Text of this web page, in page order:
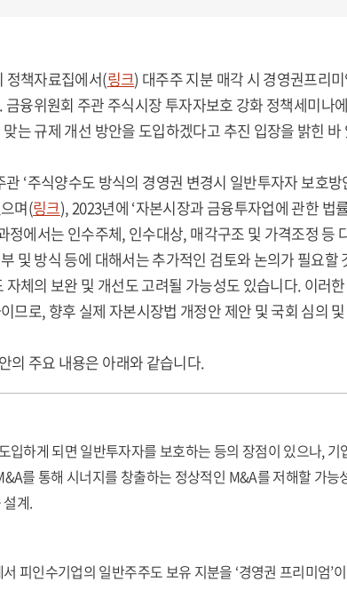
정책자료집에서(링크) 대주주 지분 매각 시 경영권프리
금융위원회 주관 주식시장 투자자보호 강화 정책세미나
는 규제 개선 방안을 도입하겠다고 추진 입장을 밝힌 바
‘주식양수도 방식의 경영권 변경시 일반투자자 보호
며(링크), 2023년에 ‘자본시장과 금융투자업에 관한 법
정에서는 인수주체, 인수대상, 매각구조 및 가격조정 등
및 방식 등에 대해서는 추가적인 검토와 논의가 필요
자체의 보완 및 개선도 고려될 가능성도 있습니다. 이러
므로, 향후 실제 자본시장법 개정안 제안 및 국회 심의
의 주요 내용은 아래와 같습니다.
입하게 되면 일반투자자를 보호하는 등의 장점이 있으나,
를 통해 시너지를 창출하는 정상적인 M&A를 저해할 가
계.
피인수기업의 일반주주도 보유 지분을 ‘경영권 프리미엄’